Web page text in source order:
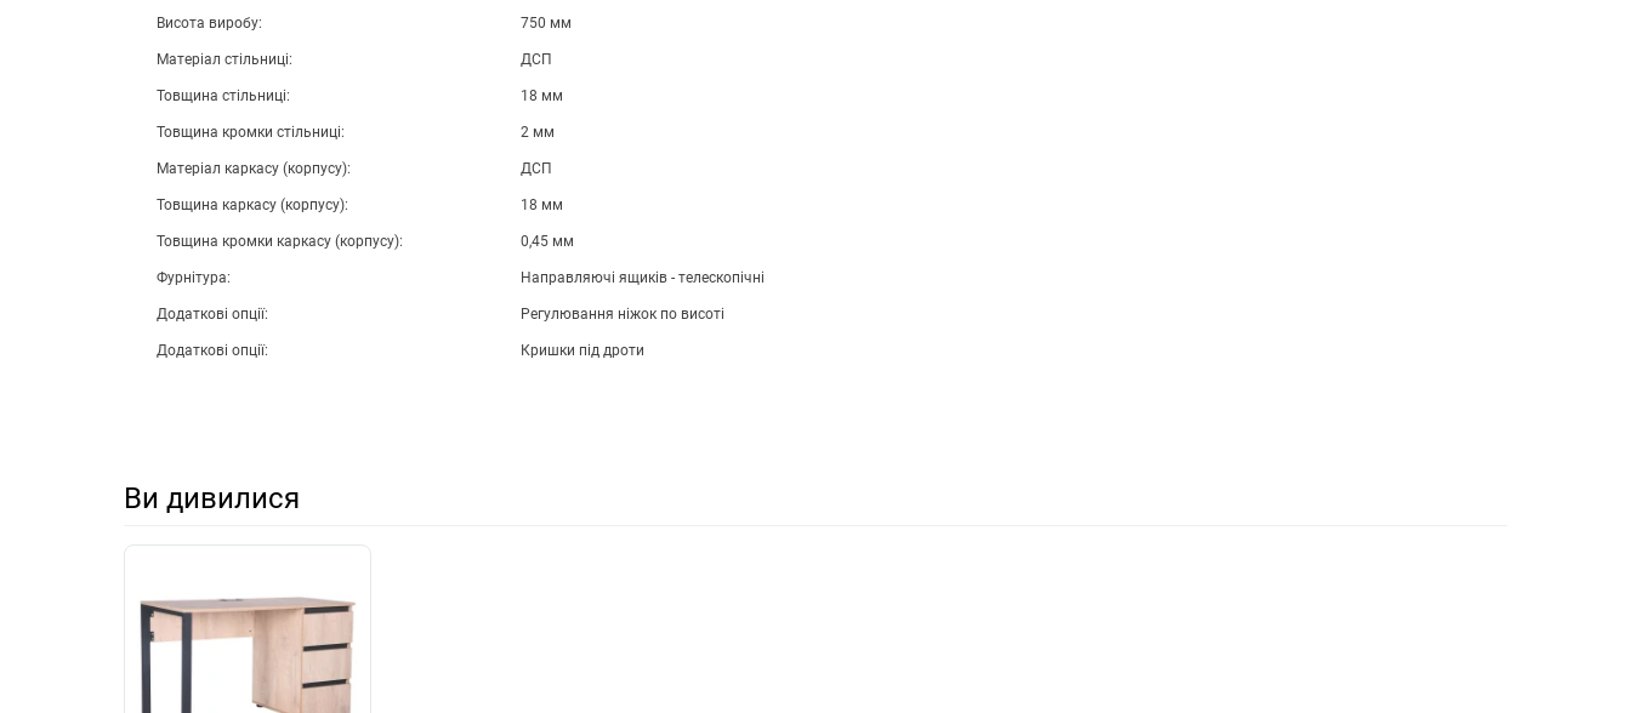
Висота виробу: 750 мм
Матеріал стільниці: ДСП
Товщина стільниці: 18 мм
Товщина кромки стільниці: 2 мм
Матеріал каркасу (корпусу): ДСП
Товщина каркасу (корпусу): 18 мм
Товщина кромки каркасу (корпусу): 0,45 мм
Фурнітура: Направляючі ящиків - телескопічні
Додаткові опції: Регулювання ніжок по висоті
Додаткові опції: Кришки під дроти
Ви дивилися